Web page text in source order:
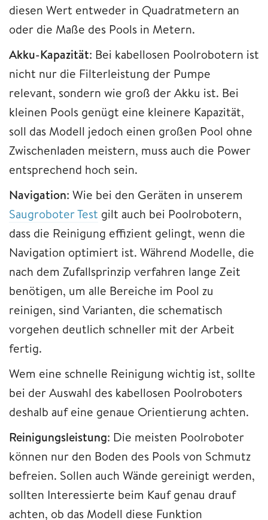
diesen Wert entweder in Quadratmetern an
oder die Maße des Pools in Metern.
Akku-Kapazität: Bei kabellosen Poolrobotern ist
nicht nur die Filterleistung der Pumpe
relevant, sondern wie groß der Akku ist. Bei
kleinen Pools genügt eine kleinere Kapazität,
soll das Modell jedoch einen großen Pool ohne
Zwischenladen meistern, muss auch die Power
entsprechend hoch sein.
Navigation: Wie bei den Geräten in unserem
Saugroboter Test gilt auch bei Poolrobotern,
dass die Reinigung effizient gelingt, wenn die
Navigation optimiert ist. Während Modelle, die
nach dem Zufallsprinzip verfahren lange Zeit
benötigen, um alle Bereiche im Pool zu
reinigen, sind Varianten, die schematisch
vorgehen deutlich schneller mit der Arbeit
fertig.
Wem eine schnelle Reinigung wichtig ist, sollte
bei der Auswahl des kabellosen Poolroboters
deshalb auf eine genaue Orientierung achten.
Reinigungsleistung: Die meisten Poolroboter
können nur den Boden des Pools von Schmutz
befreien. Sollen auch Wände gereinigt werden,
sollten Interessierte beim Kauf genau drauf
achten, ob das Modell diese Funktion